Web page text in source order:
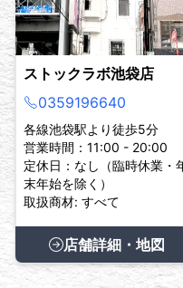
ストックラボ池袋店
0359196640
各線池袋駅より徒歩5分
営業時間：11:00 - 20:00
定休日：なし（臨時休業・
末年始を除く）
取扱商材: すべて
店舗詳細・地図